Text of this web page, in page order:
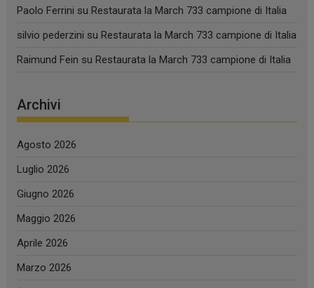
Paolo Ferrini suRestaurata la March 733 campione di Italia
silvio pederzini suRestaurata la March 733 campione di Italia
Raimund Fein suRestaurata la March 733 campione di Italia
Archivi
Agosto 2026
Luglio 2026
Giugno 2026
Maggio 2026
Aprile 2026
Marzo 2026